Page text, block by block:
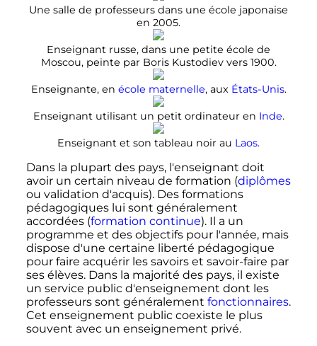
Une salle de professeurs dans une école japonaise
en 2005.
Enseignant russe, dans une petite école de
Moscou, peinte par Boris Kustodiev vers 1900.
Enseignante, en école maternelle, aux États-Unis.
Enseignant utilisant un petit ordinateur en Inde.
Enseignant et son tableau noir au Laos.
Dans la plupart des pays, l'enseignant doit
avoir un certain niveau de formation (diplômes
ou validation d'acquis). Des formations
pédagogiques lui sont généralement
accordées (formation continue). Il a un
programme et des objectifs pour l'année, mais
dispose d'une certaine liberté pédagogique
pour faire acquérir les savoirs et savoir-faire par
ses élèves. Dans la majorité des pays, il existe
un service public d'enseignement dont les
professeurs sont généralement fonctionnaires.
Cet enseignement public coexiste le plus
souvent avec un enseignement privé.